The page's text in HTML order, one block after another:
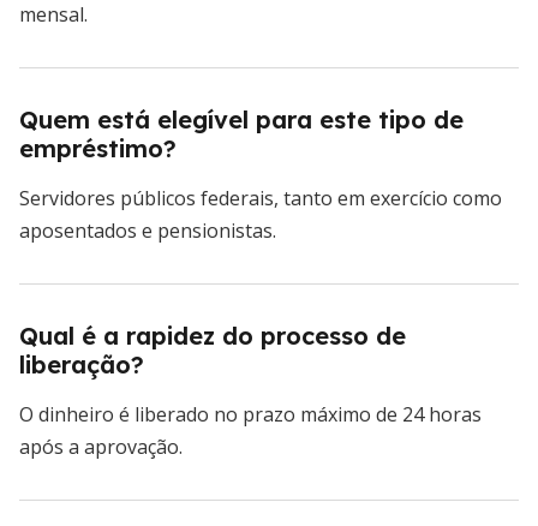
mensal.
Quem está elegível para este tipo de
empréstimo?
Servidores públicos federais, tanto em exercício como
aposentados e pensionistas.
Qual é a rapidez do processo de
liberação?
O dinheiro é liberado no prazo máximo de 24 horas
após a aprovação.